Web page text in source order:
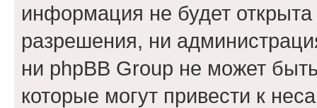
информация не будет
разрешения, ни
ни phpBB Group не может
которые могут привести к